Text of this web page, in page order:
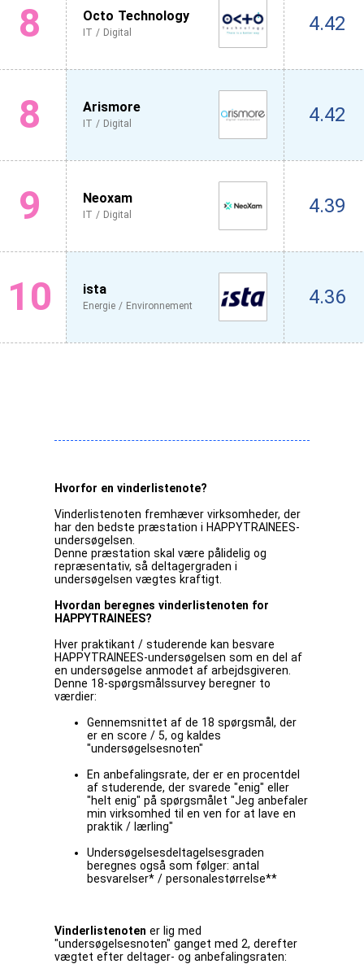
8 Octo Technology
IT / Digital 4.42
8 Arismore
IT / Digital 4.42
9 Neoxam
IT / Digital 4.39
10 ista
Energie / Environnement 4.36
Hvorfor en vinderlistenote?
Vinderlistenoten fremhæver virksomheder, der
har den bedste præstation i HAPPYTRAINEES-
undersøgelsen.
Denne præstation skal være pålidelig og
repræsentativ, så deltagergraden i
undersøgelsen vægtes kraftigt.
Hvordan beregnes vinderlistenoten for
HAPPYTRAINEES?
Hver praktikant / studerende kan besvare
HAPPYTRAINEES-undersøgelsen som en del af
en undersøgelse anmodet af arbejdsgiveren.
Denne 18-spørgsmålssurvey beregner to
værdier:
Gennemsnittet af de 18 spørgsmål, der
er en score / 5, og kaldes
"undersøgelsesnoten"
En anbefalingsrate, der er en procentdel
af studerende, der svarede "enig" eller
"helt enig" på spørgsmålet "Jeg anbefaler
min virksomhed til en ven for at lave en
praktik / lærling"
Undersøgelsesdeltagelsesgraden
beregnes også som følger: antal
besvarelser* / personalestørrelse**
Vinderlistenoten er lig med
"undersøgelsesnoten" ganget med 2, derefter
vægtet efter deltager- og anbefalingsraten: